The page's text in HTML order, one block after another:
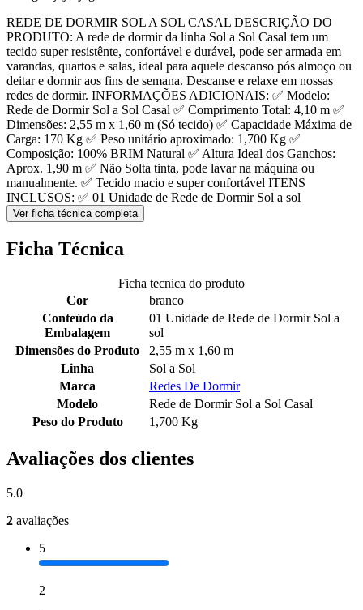
REDE DE DORMIR SOL A SOL CASAL DESCRIÇÃO DO
PRODUTO: A rede de dormir da linha Sol a Sol Casal tem um
tecido super resistênte, confortável e durável, pode ser armada em
varandas, quartos e salas, ideal para aquele descanso pós almoço ou
deitar e dormir aos fins de semana. Descanse e relaxe em nossas
redes de dormir. INFORMAÇÕES ADICIONAIS: ✅ Modelo:
Rede de Dormir Sol a Sol Casal ✅ Comprimento Total: 4,10 m ✅
Dimensões: 2,55 m x 1,60 m (Só tecido) ✅ Capacidade Máxima de
Carga: 170 Kg ✅ Peso unitário aproximado: 1,700 Kg ✅
Composição: 100% BRIM Natural ✅ Altura Ideal dos Ganchos:
Aprox. 1,90 m ✅ Não Solta tinta, pode lavar na máquina ou
manualmente. ✅ Tecido macio e super confortável ITENS
INCLUSOS: ✅ 01 Unidade de Rede de Dormir Sol a sol
Ver ficha técnica completa
Ficha Técnica
Ficha tecnica do produto
Cor
branco
Conteúdo da
Embalagem
01 Unidade de Rede de Dormir Sol a
sol
Dimensões do Produto
2,55 m x 1,60 m
Linha
Sol a Sol
Marca
Redes De Dormir
Modelo
Rede de Dormir Sol a Sol Casal
Peso do Produto
1,700 Kg
Avaliações dos clientes
5.0
2 avaliações
5
2